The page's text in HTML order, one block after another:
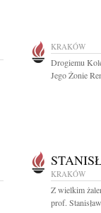
KRAKÓW
Drogiemu
Jego Żonie
KRAKÓW
Z wielkim
prof.